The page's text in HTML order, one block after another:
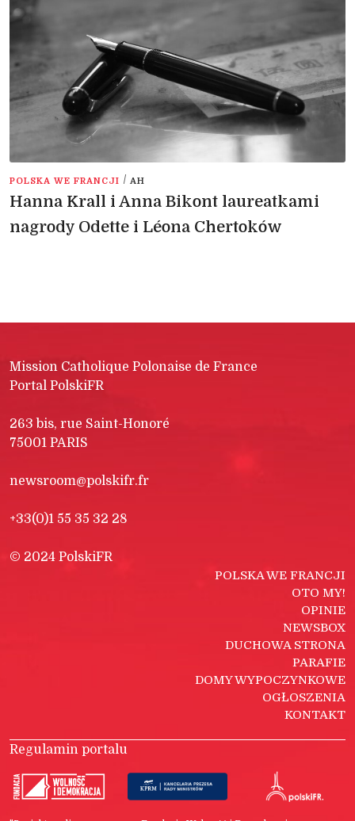
POLSKA WE FRANCJI / AH
Hanna Krall i Anna Bikont laureatkami
nagrody Odette i Léona Chertoków
Mission Catholique Polonaise de France
Portal PolskiFR
263 bis, rue Saint-Honoré
75001 PARIS
newsroom@polskifr.fr
+33(0)1 55 35 32 28
© 2024 PolskiFR
POLSKA WE FRANCJI
OTO MY!
OPINIE
NEWSBOX
DUCHOWA STRONA
PARAFIE
DOMY WYPOCZYNKOWE
OGŁOSZENIA
KONTAKT
Regulamin portalu